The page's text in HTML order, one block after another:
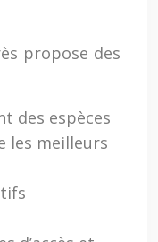
propose des
des espèces
les meilleurs